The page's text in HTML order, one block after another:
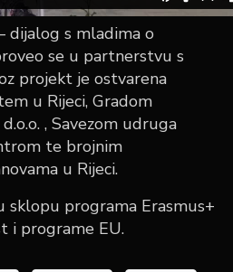
dijalog s mladima o
se u partnerstvu s
projekt je ostvarena
u Rijeci, Gradom
, Savezom udruga
te brojnim
u Rijeci.
sklopu programa Erasmus+
i programe EU.